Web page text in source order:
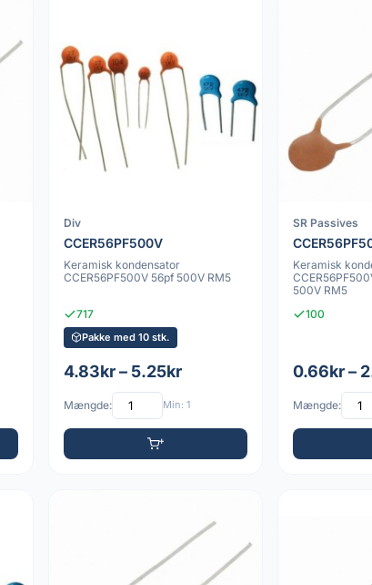
Div
CCER56PF500V
Keramisk kondensator
CCER56PF500V 56pf 500V RM5
717
Pakke med 10 stk.
4.83kr – 5.25kr
Mængde: Min: 1
SR Passives
Keramisk
500V RM5
100
0.66kr –
Mængde: